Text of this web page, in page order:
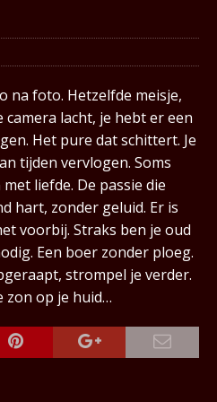
na foto. Hetzelfde meisje,
camera lacht, je hebt er een
Het pure dat schittert. Je
tijden vervlogen. Soms
liefde. De passie die
hart, zonder geluid. Er is
voorbij. Straks ben je oud
Een boer zonder ploeg.
strompel je verder.
zon op je huid…